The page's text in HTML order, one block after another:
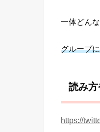
一体どん
グループ
読み方
https://